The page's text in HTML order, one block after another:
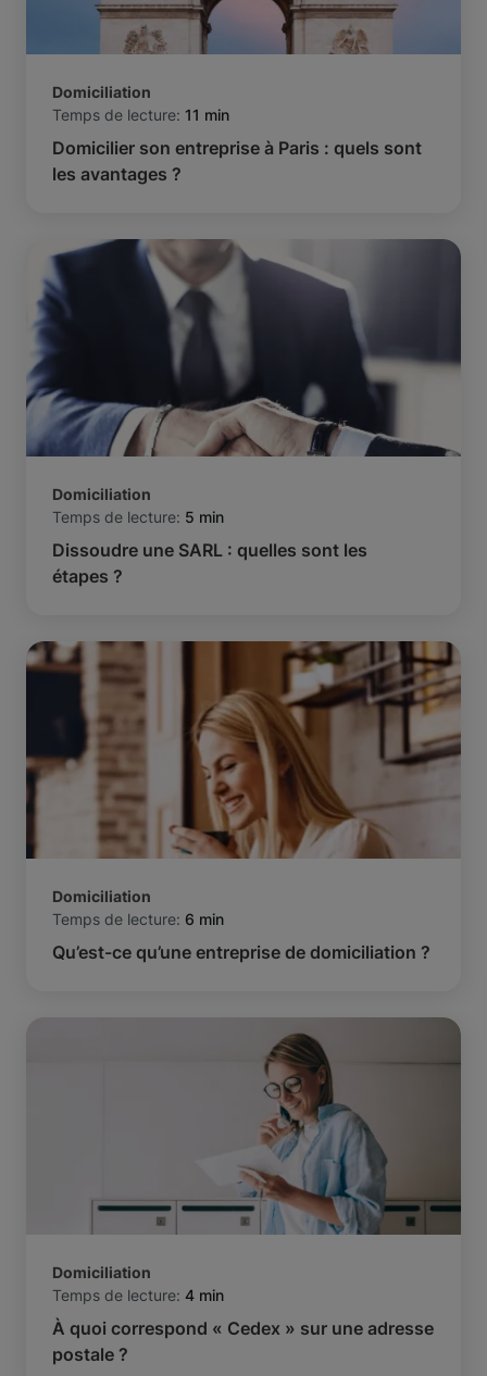
Domiciliation
Temps de lecture: 11 min
Domicilier son entreprise à Paris : quels sont
les avantages ?
Domiciliation
Temps de lecture: 5 min
Dissoudre une SARL : quelles sont les
étapes ?
Domiciliation
Temps de lecture: 6 min
Qu’est-ce qu’une entreprise de domiciliation ?
Domiciliation
Temps de lecture: 4 min
À quoi correspond « Cedex » sur une adresse
postale ?